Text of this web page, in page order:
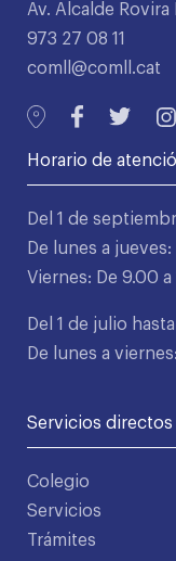
Av. Alcalde
973 27 08 11
comll@comll.cat
Horario de
Del 1 de
De lunes a
Viernes: De 9.00
Del 1 de julio
De lunes a
Servicios directos
Colegio
Servicios
Trámites